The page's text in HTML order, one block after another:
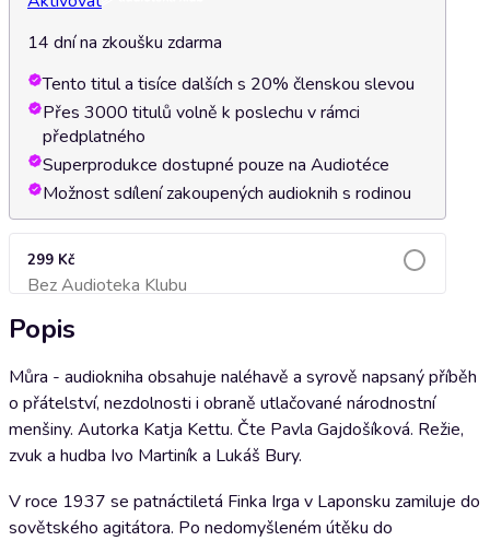
14 dní na zkoušku zdarma
Tento titul a tisíce dalších s 20% členskou slevou
Přes 3000 titulů volně k poslechu v rámci
předplatného
Superprodukce dostupné pouze na Audiotéce
Možnost sdílení zakoupených audioknih s rodinou
299 Kč
Bez Audioteka KlubuPřidat do košíku
Popis
Můra - audiokniha obsahuje naléhavě a syrově napsaný příběh
o přátelství, nezdolnosti i obraně utlačované národnostní
menšiny. Autorka Katja Kettu. Čte Pavla Gajdošíková. Režie,
zvuk a hudba Ivo Martiník a Lukáš Bury.
V roce 1937 se patnáctiletá Finka Irga v Laponsku zamiluje do
sovětského agitátora. Po nedomyšleném útěku do